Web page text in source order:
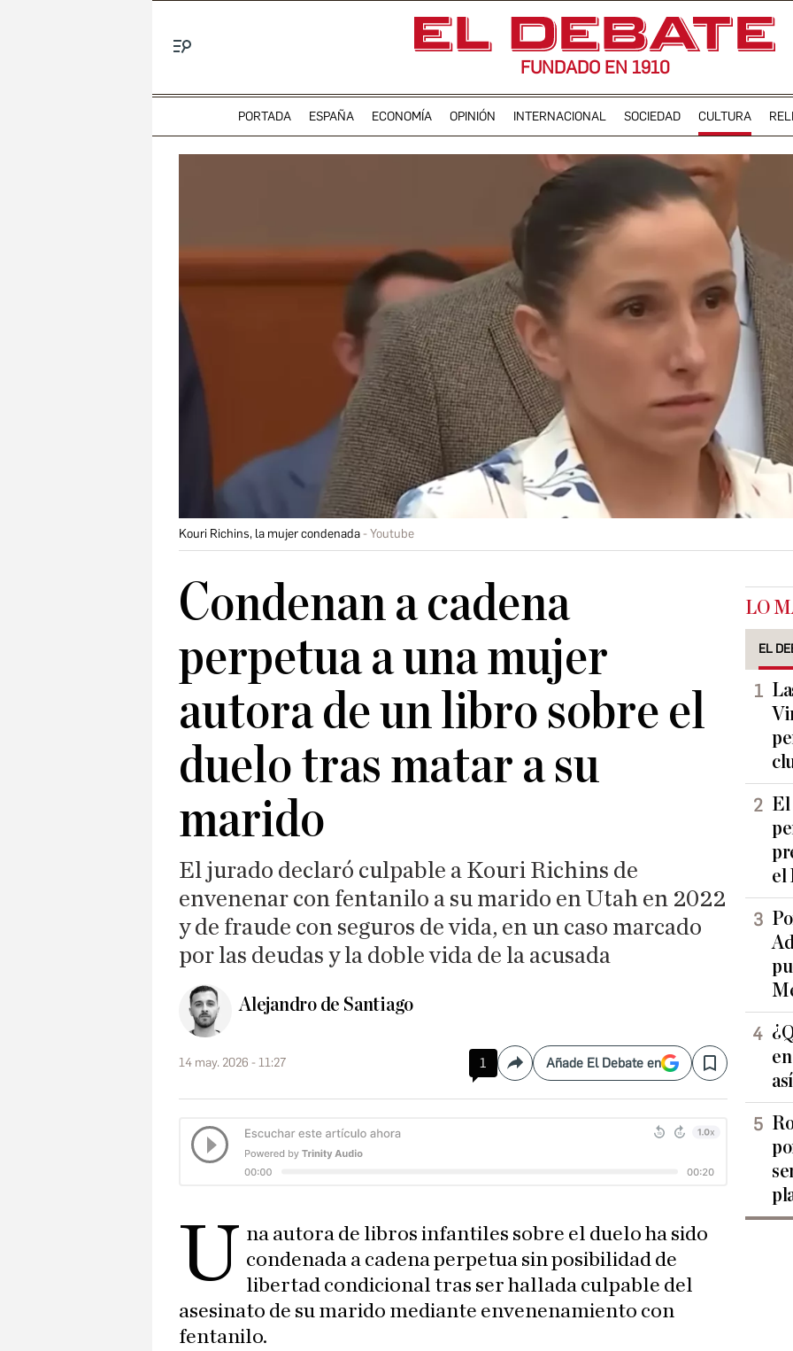
FUNDADO EN 1910
PORTADA ESPAÑA ECONOMÍA OPINIÓN INTERNACIONAL SOCIEDAD CULTURA
Kouri Richins, la mujer condenada Youtube
Condenan a cadena
perpetua a una mujer
autora de un libro sobre el
duelo tras matar a su
marido
El jurado declaró culpable a Kouri Richins de
envenenar con fentanilo a su marido en Utah en 2022
y de fraude con seguros de vida, en un caso marcado
por las deudas y la doble vida de la acusada
Alejandro de Santiago
14 may. 2026 - 11:27 1 CompartirAñade El Debate en Save
U na autora de libros infantiles sobre el duelo ha sido
condenada a cadena perpetua sin posibilidad de
libertad condicional tras ser hallada culpable del
asesinato de su marido mediante envenenamiento con
fentanilo.
LO
EL
El
el